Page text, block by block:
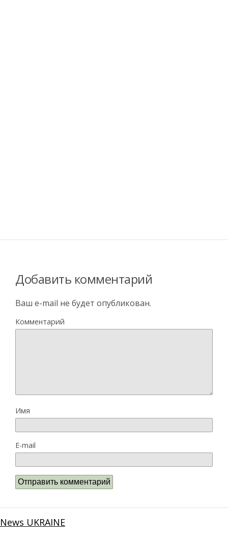
Добавить комментарий
Ваш e-mail не будет опубликован.
Комментарий
Имя
E-mail
News UKRAINE